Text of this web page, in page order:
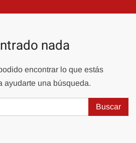
nada
encontrar lo que estás
ayudarte una búsqueda.
Buscar: